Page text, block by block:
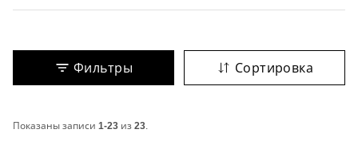
Фильтры Сортировка
Показаны записи 1-23 из23.